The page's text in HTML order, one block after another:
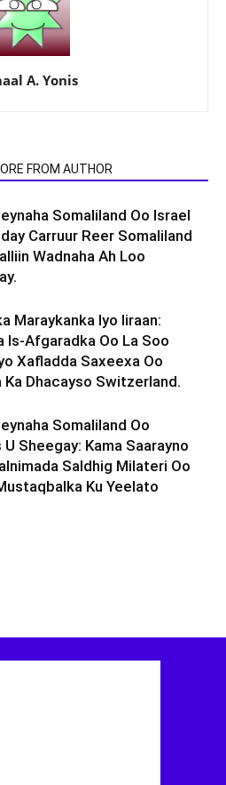
A. Yonis
FROM AUTHOR
Somaliland Oo Israel
Carruur Reer Somaliland
Wadnaha Ah Loo
Maraykanka Iyo Iiraan:
Is-Afgaradka Oo La Soo
Xafladda Saxeexa Oo
Ka Dhacayso Switzerland.
Somaliland Oo
Sheegay: Kama Saarayno
Saldhig Milateri Oo
Ku Yeelato